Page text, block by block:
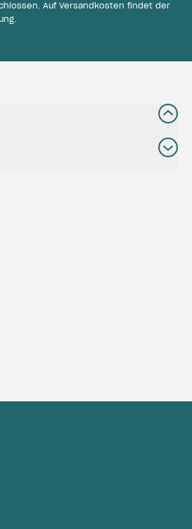
Auf Versandkosten findet der